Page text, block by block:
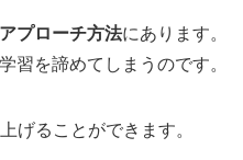
プローチ方法にあります。
習を諦めてしまうのです。
げることができます。